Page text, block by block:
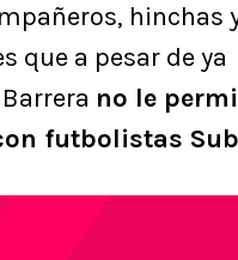
hinchas
que a pesar de ya
no le
futbolistas Sub